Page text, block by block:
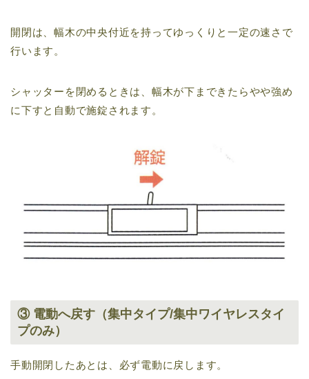
開閉は、幅木の中央付近を持ってゆっくりと一定の速さで
行います。
シャッターを閉めるときは、幅木が下まできたらやや強め
に下すと自動で施錠されます。
③ 電動へ戻す（集中タイプ/集中ワイヤレスタイ
プのみ）
手動開閉したあとは、必ず電動に戻します。